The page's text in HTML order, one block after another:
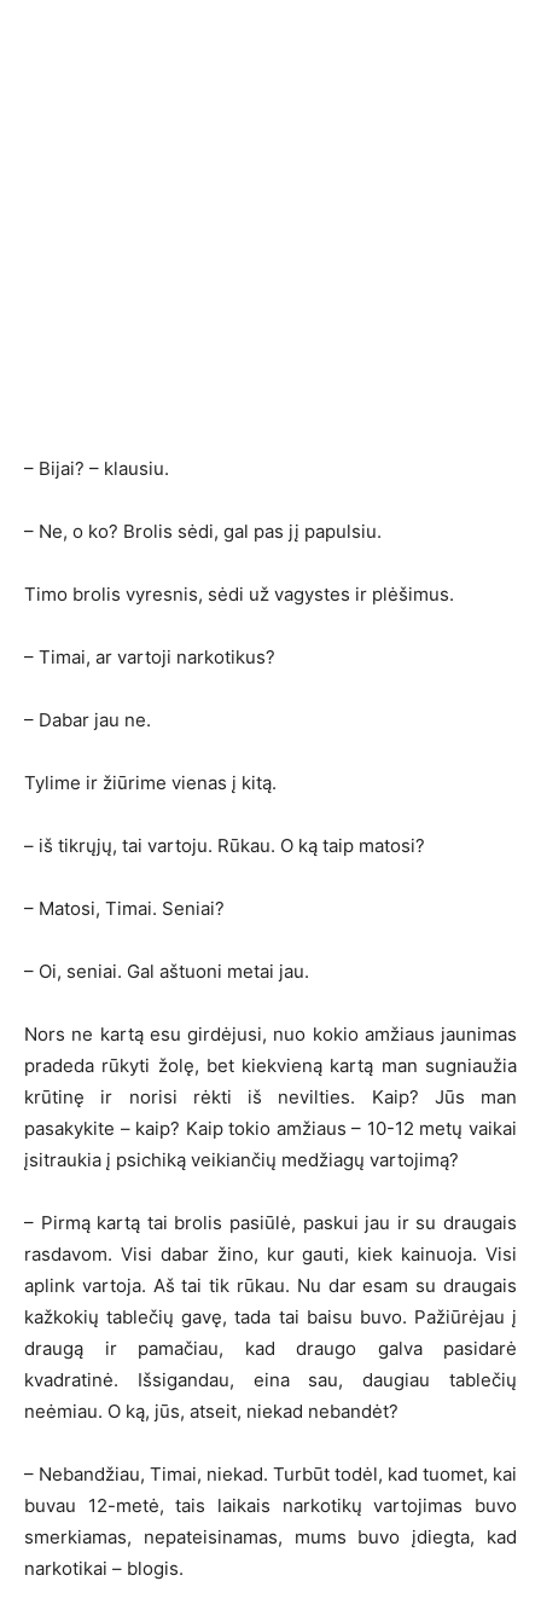
– Bijai? – klausiu.
– Ne, o ko? Brolis sėdi, gal pas jį papulsiu.
Timo brolis vyresnis, sėdi už vagystes ir plėšimus.
– Timai, ar vartoji narkotikus?
– Dabar jau ne.
Tylime ir žiūrime vienas į kitą.
– iš tikrųjų, tai vartoju. Rūkau. O ką taip matosi?
– Matosi, Timai. Seniai?
– Oi, seniai. Gal aštuoni metai jau.
Nors ne kartą esu girdėjusi, nuo kokio amžiaus jaunimas
pradeda rūkyti žolę, bet kiekvieną kartą man sugniaužia
krūtinę ir norisi rėkti iš nevilties. Kaip? Jūs man
pasakykite – kaip? Kaip tokio amžiaus – 10-12 metų vaikai
įsitraukia į psichiką veikiančių medžiagų vartojimą?
– Pirmą kartą tai brolis pasiūlė, paskui jau ir su draugais
rasdavom. Visi dabar žino, kur gauti, kiek kainuoja. Visi
aplink vartoja. Aš tai tik rūkau. Nu dar esam su draugais
kažkokių tablečių gavę, tada tai baisu buvo. Pažiūrėjau į
draugą ir pamačiau, kad draugo galva pasidarė
kvadratinė. Išsigandau, eina sau, daugiau tablečių
neėmiau. O ką, jūs, atseit, niekad nebandėt?
– Nebandžiau, Timai, niekad. Turbūt todėl, kad tuomet, kai
buvau 12-metė, tais laikais narkotikų vartojimas buvo
smerkiamas, nepateisinamas, mums buvo įdiegta, kad
narkotikai – blogis.